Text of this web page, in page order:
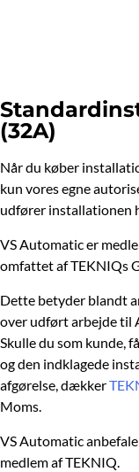
(32A)
Når du køber
kun vores egne
udfører installationen
VS Automatic er
omfattet af TEKNIQs
Dette betyder blandt
over udført arbejde til
Skulle du som kunde,
og den indklagede
afgørelse, dækker
Moms.
VS Automatic
medlem af TEKNIQ.